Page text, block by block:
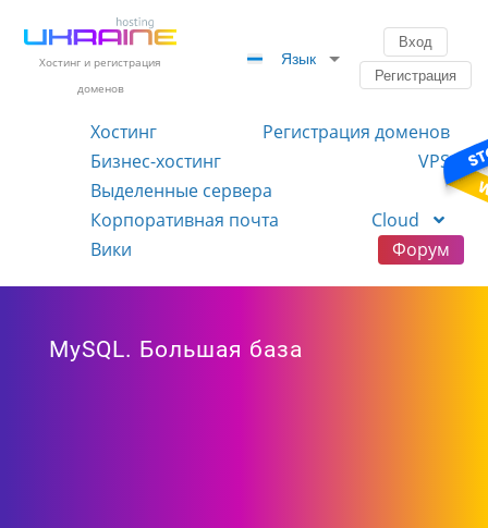
Хостинг и регистрация
доменов
Язык
Вход
Регистрация
Хостинг
Регистрация доменов
Бизнес-хостинг
VPS
Выделенные сервера
Корпоративная почта
Cloud
Вики
Форум
MySQL. Большая база